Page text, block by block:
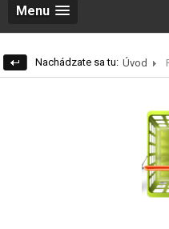
Menu
Nachádzate sa tu: Úvod